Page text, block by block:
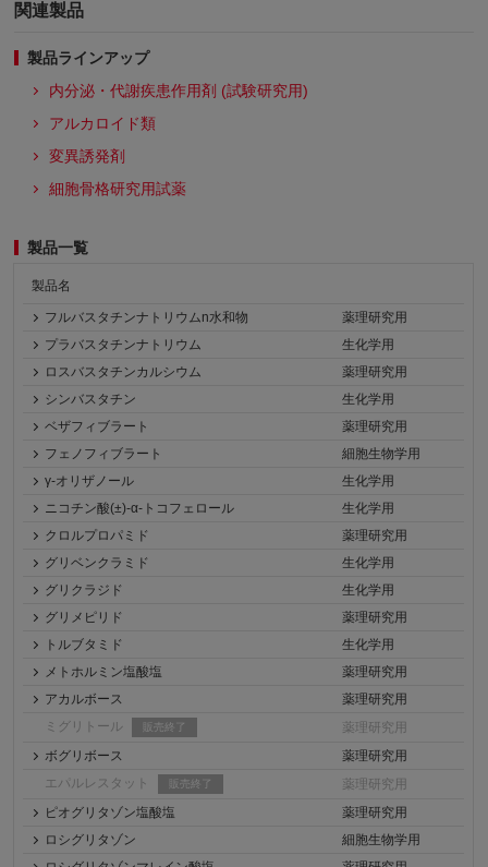
関連製品
製品ラインアップ
内分泌・代謝疾患作用剤 (試験研究用)
アルカロイド類
変異誘発剤
細胞骨格研究用試薬
製品一覧
製品名
フルバスタチンナトリウムn水和物
薬理研究用
プラバスタチンナトリウム
生化学用
ロスバスタチンカルシウム
薬理研究用
シンバスタチン
生化学用
ベザフィブラート
薬理研究用
フェノフィブラート
細胞生物学用
γ-オリザノール
生化学用
ニコチン酸(±)-α-トコフェロール
生化学用
クロルプロパミド
薬理研究用
グリベンクラミド
生化学用
グリクラジド
生化学用
グリメピリド
薬理研究用
トルブタミド
生化学用
メトホルミン塩酸塩
薬理研究用
アカルボース
薬理研究用
ミグリトール
販売終了
薬理研究用
ボグリボース
薬理研究用
エパルレスタット
販売終了
薬理研究用
ピオグリタゾン塩酸塩
薬理研究用
ロシグリタゾン
細胞生物学用